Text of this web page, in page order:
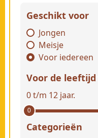
Geschikt voor
Jongen
Meisje
Voor iedereen
Voor de leeftijd
0 t/m 12 jaar.
0
Categorieën